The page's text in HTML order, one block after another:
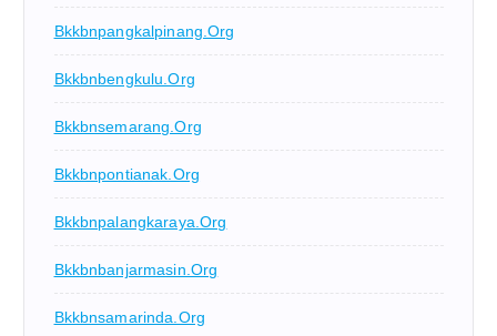
Bkkbnpangkalpinang.org
Bkkbnbengkulu.org
Bkkbnsemarang.org
Bkkbnpontianak.org
Bkkbnpalangkaraya.org
Bkkbnbanjarmasin.org
Bkkbnsamarinda.org